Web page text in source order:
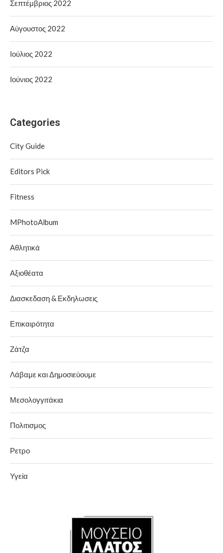
Σεπτέμβριος 2022
Αύγουστος 2022
Ιούλιος 2022
Ιούνιος 2022
Categories
City Guide
Editors Pick
Fitness
MPhotoAlbum
Αθλητικά
Αξιοθέατα
Διασκεδαση & Εκδηλωσεις
Επικαιρότητα
Ζάτζα
Λάβαμε και Δημοσιεύουμε
Μεσολογγιτάκια
Πολιτισμος
Ρετρο
Υγεία